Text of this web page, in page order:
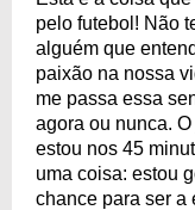
pelo futebol! Não
alguém que
paixão na nossa
me passa essa
agora ou nunca.
estou nos 45
uma coisa: estou
chance para ser a